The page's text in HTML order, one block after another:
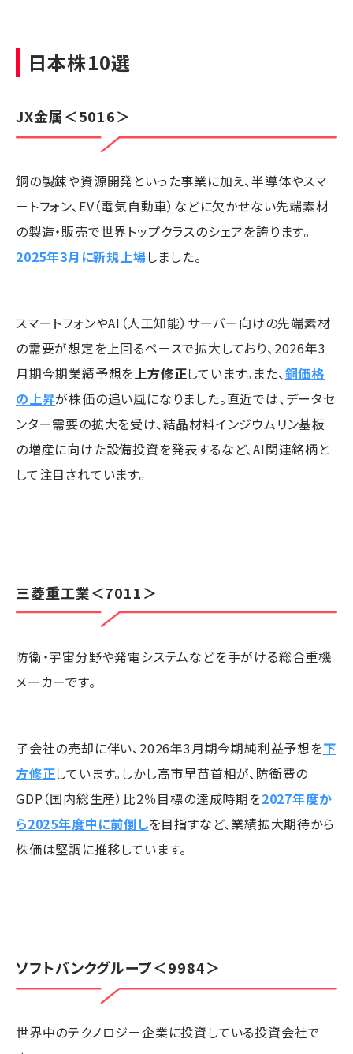
日本株10選
JX金属＜5016＞
銅の製錬や資源開発といった事業に加え、半導体やスマ
ートフォン、EV（電気自動車）などに欠かせない先端素材
の製造・販売で世界トップクラスのシェアを誇ります。
2025年3月に新規上場しました。
スマートフォンやAI（人工知能）サーバー向けの先端素材
の需要が想定を上回るペースで拡大しており、2026年3
月期今期業績予想を 上方修正しています。また、銅価格
の上昇が株価の追い風になりました。直近では、データセ
ンター需要の拡大を受け、結晶材料インジウムリン基板
の増産に向けた設備投資を発表するなど、AI関連銘柄と
して注目されています。
三菱重工業＜7011＞
防衛・宇宙分野や発電システムなどを手がける総合重機
メーカーです。
子会社の売却に伴い、2026年3月期今期純利益予想を下
方修正しています。しかし高市早苗首相が、防衛費の
GDP（国内総生産）比2％目標の達成時期を2027年度か
ら2025年度中に前倒しを目指すなど、業績拡大期待から
株価は堅調に推移しています。
ソフトバンクグループ＜9984＞
世界中のテクノロジー企業に投資している投資会社で